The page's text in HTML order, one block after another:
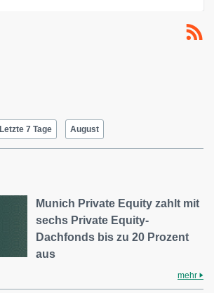
Letzte 7 Tage August
Munich Private Equity zahlt mit
sechs Private Equity-
Dachfonds bis zu 20 Prozent
aus
mehr